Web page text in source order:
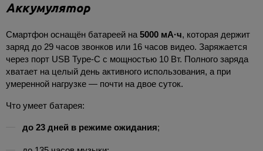
Аккумулятор
Смартфон оснащён батареей на 5000 мА·ч, которая держит
заряд до 29 часов звонков или 16 часов видео. Заряжается
через порт USB Type-C с мощностью 10 Вт. Полного заряда
хватает на целый день активного использования, а при
умеренной нагрузке — почти на двое суток.
Что умеет батарея:
до 23 дней в режиме ожидания;